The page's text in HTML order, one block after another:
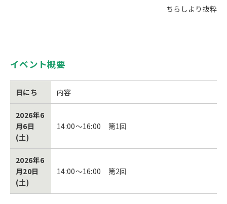
ちらしより抜粋
イベント概要
日にち 内容
2026年6
月6日
(土)
14:00～16:00 第1回
2026年6
月20日
(土)
14:00～16:00 第2回